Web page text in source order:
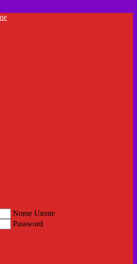
Nome Utente
Password